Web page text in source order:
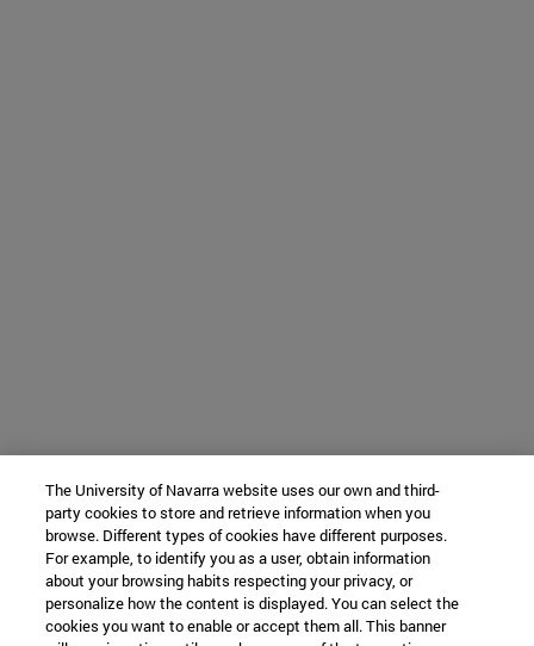
The University of Navarra website uses our own and third-
party cookies to store and retrieve information when you
browse. Different types of cookies have different purposes.
For example, to identify you as a user, obtain information
about your browsing habits respecting your privacy, or
personalize how the content is displayed. You can select the
cookies you want to enable or accept them all. This banner